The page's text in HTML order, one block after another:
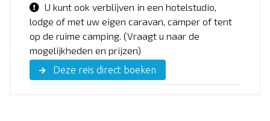
U kunt ook verblijven in een hotelstudio,
lodge of met uw eigen caravan, camper of tent
op de ruime camping. (Vraagt u naar de
mogelijkheden en prijzen)
Deze reis direct boeken